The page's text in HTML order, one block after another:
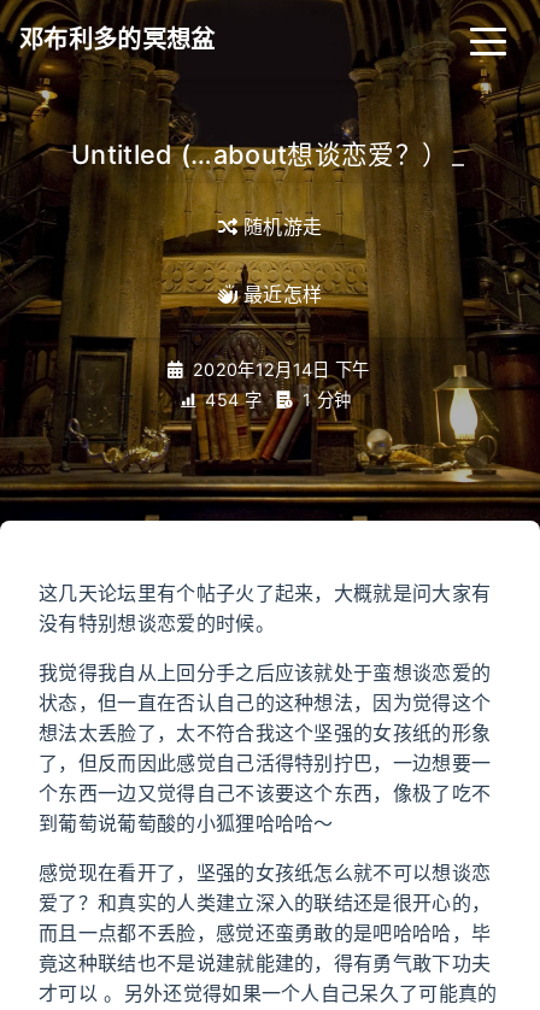
邓布利多的冥想盆
Untitled (…about想谈恋爱？） _
随机游走
最近怎样
2020年12月14日 下午
454 字
1 分钟
这几天论坛里有个帖子火了起来，大概就是问大家有
没有特别想谈恋爱的时候。
我觉得我自从上回分手之后应该就处于蛮想谈恋爱的
状态，但一直在否认自己的这种想法，因为觉得这个
想法太丢脸了，太不符合我这个坚强的女孩纸的形象
了，但反而因此感觉自己活得特别拧巴，一边想要一
个东西一边又觉得自己不该要这个东西，像极了吃不
到葡萄说葡萄酸的小狐狸哈哈哈～
感觉现在看开了，坚强的女孩纸怎么就不可以想谈恋
爱了？和真实的人类建立深入的联结还是很开心的，
而且一点都不丢脸，感觉还蛮勇敢的是吧哈哈哈，毕
竟这种联结也不是说建就能建的，得有勇气敢下功夫
才可以 。另外还觉得如果一个人自己呆久了可能真的